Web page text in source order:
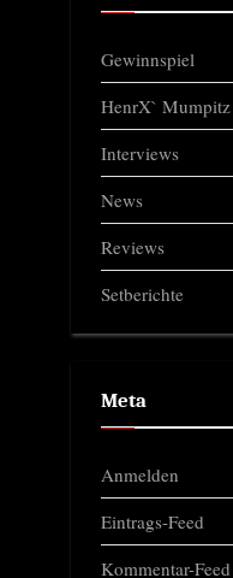
Gewinnspiel
HenrX` Mumpitz
Interviews
News
Reviews
Setberichte
Meta
Anmelden
Eintrags-Feed
Kommentar-Feed